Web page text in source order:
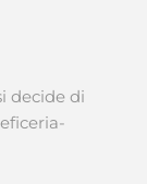
decide di